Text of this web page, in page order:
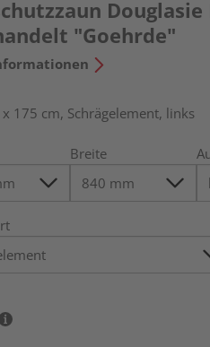
"Goehrde"
175 cm, Schrägelement, links
Breite